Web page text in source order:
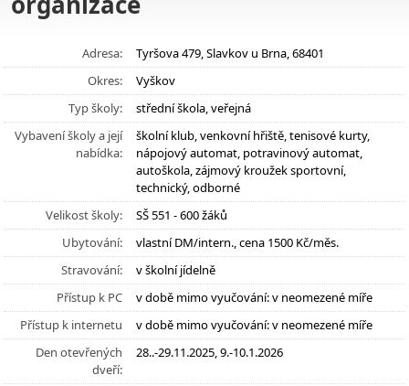
Adresa:
Tyršova 479, Slavkov u Brna, 68401
Okres:
Vyškov
Typ školy:
střední škola, veřejná
Vybavení školy a její
nabídka:
školní klub, venkovní hřiště, tenisové kurty,
nápojový automat, potravinový automat,
autoškola, zájmový kroužek sportovní,
technický, odborné
Velikost školy:
SŠ 551 - 600 žáků
Ubytování:
vlastní DM/intern., cena 1500 Kč/měs.
Stravování:
v školní jídelně
Přístup k PC
v době mimo vyučování: v neomezené míře
Přístup k internetu
v době mimo vyučování: v neomezené míře
Den otevřených
dveří:
28..-29.11.2025, 9.-10.1.2026